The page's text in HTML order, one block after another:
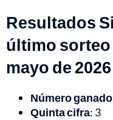
Resultados
último sorteo
mayo de 2026
Número
Quinta cifra: 3